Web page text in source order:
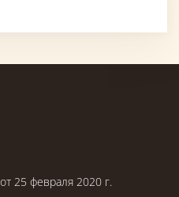
25 февраля 2020 г.